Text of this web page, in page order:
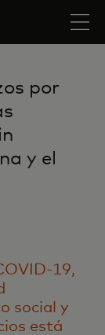
por
y el
19,
social y
está